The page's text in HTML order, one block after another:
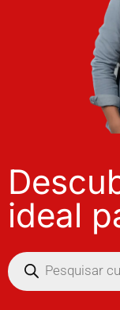
ideal